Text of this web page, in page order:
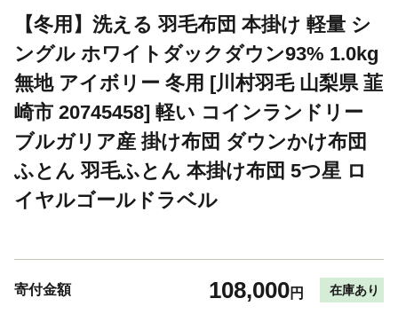
【冬用】洗える 羽毛布団 本掛け 軽量 シ
ングル ホワイトダックダウン93% 1.0kg
無地 アイボリー 冬用 [川村羽毛 山梨県 韮
崎市 20745458] 軽い コインランドリー
ブルガリア産 掛け布団 ダウンかけ布団
ふとん 羽毛ふとん 本掛け布団 5つ星 ロ
イヤルゴールドラベル
寄付金額 108,000円 在庫あり